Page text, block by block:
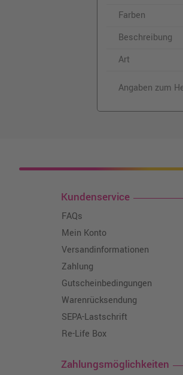
Farben
Beschreibung
Art
Angaben zum
Kundenservice
FAQs
Mein Konto
Versandinformationen
Zahlung
Gutscheinbedingungen
Warenrücksendung
SEPA-Lastschrift
Re-Life Box
Zahlungsmöglichkeiten